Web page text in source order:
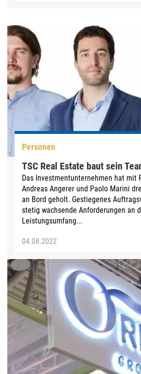
Personen
TSC Real Estate baut sein
Das Investmentunternehmen hat mit
Andreas Angerer und Paolo Marini
an Bord geholt. Gestiegenes
stetig wachsende Anforderungen an
Leistungsumfang...
04.08.2022